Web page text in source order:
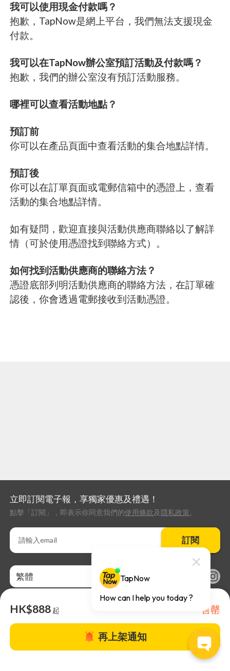
我可以使用現金付款嗎？
抱歉，TapNow是網上平台，我們無法支援現金
付款。
我可以在TapNow辦公室預訂活動及付款嗎？
抱歉，我們的辦公室沒有預訂活動服務。
哪裡可以查看活動地點？
預訂前
你可以在產品頁面中查看活動的集合地點詳情。
預訂後
你可以在訂單頁面或電郵信箱中的憑證上，查看
活動的集合地點詳情。
如有疑問，歡迎直接與活動供應商聯絡以了解詳
情（可於使用憑證找到聯絡方式）。
如何找到活動供應商的聯絡方法？
憑證底部列明活動供應商的聯絡方法，在訂單確
認後，你會透過電郵接收到活動憑證。
HK$888 起 售罄
再上架通知
立即訂閱電子報，享獨家優惠及禮遇！
點擊「訂閱」，即表示你同意我們的使用條款及 隱私政策。
訂閱
繁體
關於TapNow |TapNow Blog |加入成為合作夥伴|網站條款 |幫助